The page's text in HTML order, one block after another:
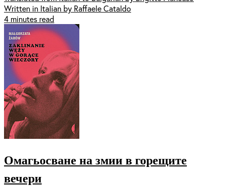
Written in Italian by Raffaele Cataldo
4 minutes read
Омагьосване на змии в горещите
вечери